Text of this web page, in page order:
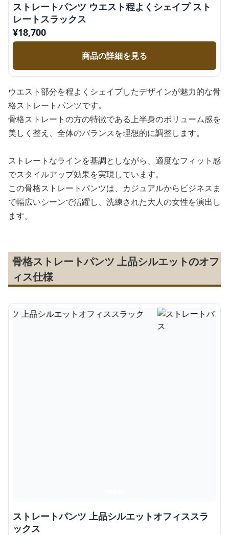
ストレートパンツ ウエスト程よくシェイプ スト
レートスラックス
¥18,700
商品の詳細を見る
ウエスト部分を程よくシェイプしたデザインが魅力的な骨
格ストレートパンツです。
骨格ストレートの方の特徴である上半身のボリューム感を
美しく整え、全体のバランスを理想的に調整します。
ストレートなラインを基調としながら、適度なフィット感
でスタイルアップ効果を実現しています。
この骨格ストレートパンツは、カジュアルからビジネスま
で幅広いシーンで活躍し、洗練された大人の女性を演出し
ます。
骨格ストレートパンツ 上品シルエットのオフ
ィス仕様
ストレートパンツ 上品シルエットオフィススラ
ックス